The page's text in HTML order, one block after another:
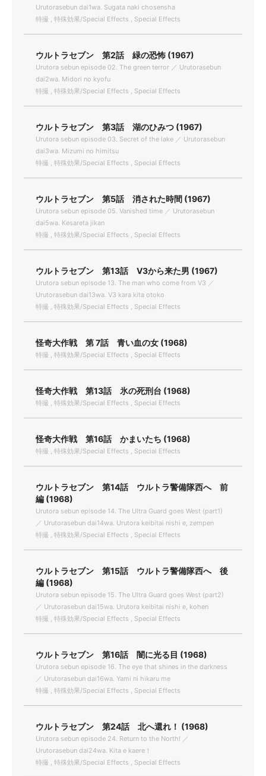
Urutorasebun dai1wa. Sugata naki chosensha
特撮 , 特殊効果/Special Effects , Special Effects
ウルトラセブン 第2話 緑の恐怖 (1967)
Urutora sebun episode 02. The green terror ／ Urutorasebun
dai2wa. Midori no kyofu
特撮 , 特殊効果/Special Effects , Special Effects
ウルトラセブン 第3話 湖のひみつ (1967)
Urutora sebun episode 03. Secret of the lake ／ Urutorasebun
dai3wa. Mizumi no himitsu
特撮 , 特殊効果/Special Effects , Special Effects
ウルトラセブン 第5話 消された時間 (1967)
Urutora sebun episode 05. Vanished time ／ Urutorasebun
dai5wa. Kesareta jikan
特撮 , 特殊効果/Special Effects , Special Effects
ウルトラセブン 第13話 V3から来た男 (1967)
Urutora sebun episode 13. The man who come from V3 ／
Urutorasebun dai13wa. V3 kara kita otoko
特撮 , 特殊効果/Special Effects , Special Effects
怪奇大作戦 第 7話 青い血の女 (1968)
特撮 , 特殊効果/Special Effects , Special Effects
怪奇大作戦 第13話 氷の死刑台 (1968)
特撮 , 特殊効果/Special Effects , Special Effects
怪奇大作戦 第16話 かまいたち (1968)
特撮 , 特殊効果/Special Effects , Special Effects
ウルトラセブン 第14話 ウルトラ警備隊西へ 前
編 (1968)
Urutora sebun episode 14. The Ultra Guard goes West (part1)
／ Urutorasebun dai14wa. Urutora keibitai nishi e, zempen
特撮 , 特殊効果/Special Effects , Special Effects
ウルトラセブン 第15話 ウルトラ警備隊西へ 後
編 (1968)
Urutora sebun episode 15. The Ultra Guard goes West (part2)
／ Urutorasebun dai15wa. Urutora keibitai nishi e, kohen
特撮 , 特殊効果/Special Effects , Special Effects
ウルトラセブン 第16話 闇に光る目 (1968)
Urutora sebun episode 16. The eye that shines in the darkness
／ Urutorasebun dai16wa. Yami ni hikaru me
特撮 , 特殊効果/Special Effects , Special Effects
ウルトラセブン 第24話 北へ還れ！ (1968)
Urutora sebun episode 24. Return to the North! ／
Urutorasebun dai24wa. Kita e kaere！
特撮 , 特殊効果/Special Effects , Special Effects